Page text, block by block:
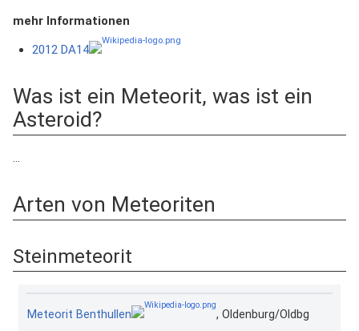
mehr Informationen
2012 DA14
Was ist ein Meteorit, was ist ein
Asteroid?
...
Arten von Meteoriten
Steinmeteorit
Meteorit Benthullen , Oldenburg/Oldbg